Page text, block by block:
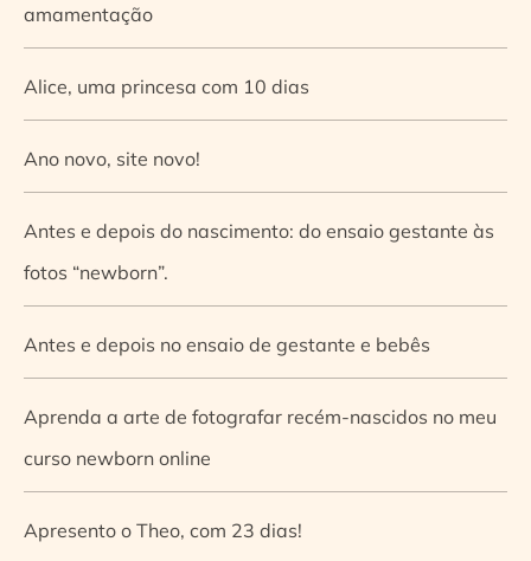
amamentação
Alice, uma princesa com 10 dias
Ano novo, site novo!
Antes e depois do nascimento: do ensaio gestante às
fotos “newborn”.
Antes e depois no ensaio de gestante e bebês
Aprenda a arte de fotografar recém-nascidos no meu
curso newborn online
Apresento o Theo, com 23 dias!